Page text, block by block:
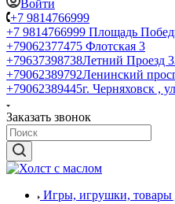
Войти
+7 9814766999
+7 9814766999 Площадь
+79062377475 Флотская 3
+79637398738Летний Проезд
+79062389792Ленинский
+79062389445г. Черняховск ,
Заказать звонок
Игры, игрушки, товары